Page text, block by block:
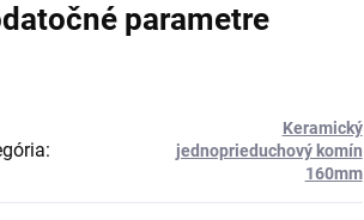
parametre
:
Keramický
jednoprieduchový komín
160mm